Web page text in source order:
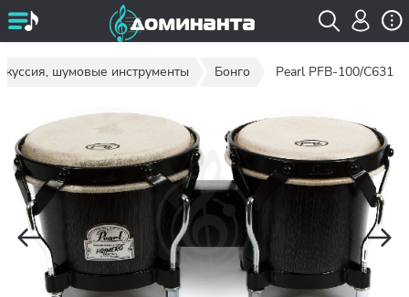
шумовые инструменты Бонго Pearl PFB-100/C631